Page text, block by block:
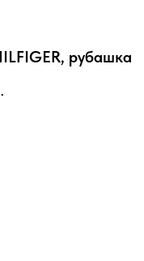
рубашка